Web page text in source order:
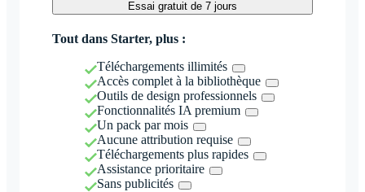
Essai gratuit de 7 jours
Tout dans Starter, plus :
Téléchargements illimités
Accès complet à la bibliothèque
Outils de design professionnels
Fonctionnalités IA premium
Un pack par mois
Aucune attribution requise
Téléchargements plus rapides
Assistance prioritaire
Sans publicités